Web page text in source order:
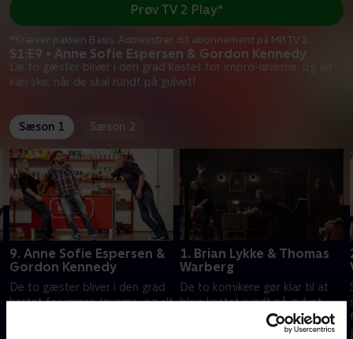
S1:E9 • Anne Sofie Espersen & Gordon Kennedy
De to gæster bliver i den grad kastet for impro-løverne, og alt
kan ske, når de skal rundt på gulvet!
Prøv TV 2 Play*
*Kræver pakken Basis. Administrer dit abonnement på Mit TV 2.
Sæson 1 Sæson 2
9. Anne Sofie Espersen &
Gordon Kennedy
De to gæster bliver i den grad
kastet for impro-løverne, og alt
1. Brian Lykke & Thomas
Warberg
De to komikere gør klar til at
blive kastet rundt på gulvet,
mens de bliver testet i deres
samarbejdsevner, kreativitet,